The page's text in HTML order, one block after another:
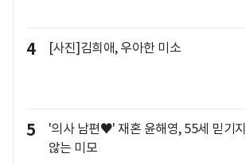
4 [사진]김희애, 우아한 미소
5
'의사 남편♥' 재혼 윤해영, 55세 믿기지
않는 미모